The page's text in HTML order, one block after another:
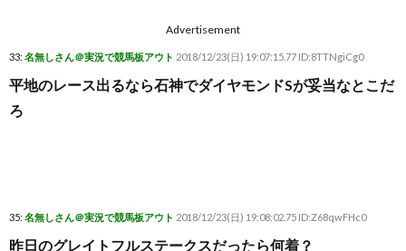
Advertisement
33: 名無しさん＠実況で競馬板アウト 2018/12/23(日) 19:07:15.77 ID:8TTNgiCg0
平地のレース出るなら石神でダイヤモンドSが妥当なとこだ
ろ
35: 名無しさん＠実況で競馬板アウト 2018/12/23(日) 19:08:02.75 ID:Z68qwFHc0
昨日のグレイトフルステークスだったら何着？